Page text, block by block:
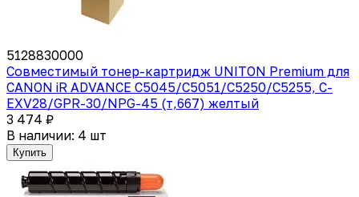
5128830000
Совместимый тонер-картридж UNITON Premium для
CANON iR ADVANCE C5045/C5051/C5250/C5255, C-
EXV28/GPR-30/NPG-45 (т,667) желтый
3 474 ₽
В наличии: 4 шт
Купить